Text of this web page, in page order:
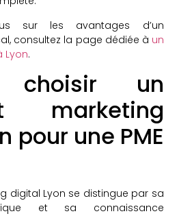
sur les avantages d’un
consultez la page dédiée à un
Lyon.
choisir un
marketing
pour une PME
digital Lyon se distingue par sa
et sa connaissance